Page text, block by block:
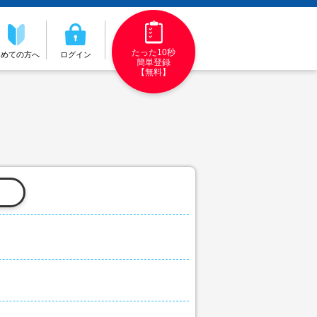
ての方へ ログイン
たった10秒
簡単登録
【無料】